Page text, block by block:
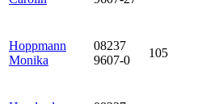
Hoppmann
Monika
08237
9607-0
105